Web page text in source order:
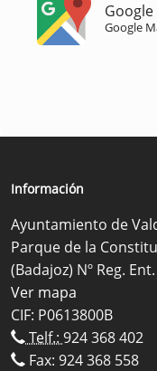
Google
Información
Ayuntamiento de
Parque de la
(Badajoz) Nº Reg.
Ver mapa
CIF: P0613800B
Telf.: 924 368 402
Fax: 924 368 558